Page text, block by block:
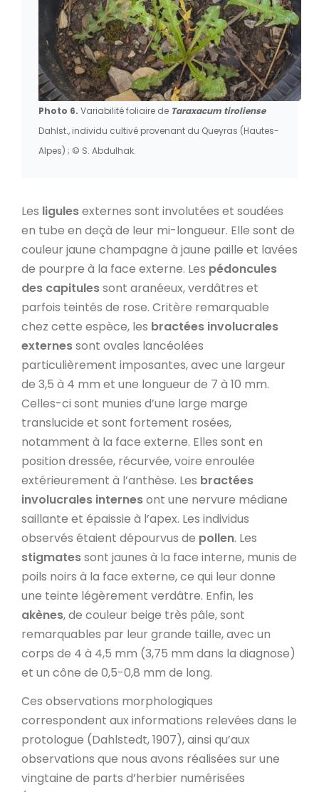
Photo 6. Variabilité foliaire de Taraxacum tiroliense
Dahlst., individu cultivé provenant du Queyras (Hautes-
Alpes) ; © S. Abdulhak.
Les ligulesexternes sont involutées et soudées
en tube en deçà de leur mi-longueur. Elle sont de
couleur jaune champagne à jaune paille et lavées
de pourpre à la face externe. Les pédoncules
des capitulessont aranéeux, verdâtres et
parfois teintés de rose. Critère remarquable
chez cette espèce, les bractées involucrales
externessont ovales lancéolées
particulièrement imposantes, avec une largeur
de 3,5 à 4 mm et une longueur de 7 à 10 mm.
Celles-ci sont munies d’une large marge
translucide et sont fortement rosées,
notamment à la face externe. Elles sont en
position dressée, récurvée, voire enroulée
extérieurement à l’anthèse. Les bractées
involucrales internesont une nervure médiane
saillante et épaissie à l’apex. Les individus
observés étaient dépourvus de pollen. Les
stigmatessont jaunes à la face interne, munis de
poils noirs à la face externe, ce qui leur donne
une teinte légèrement verdâtre. Enfin, les
akènes, de couleur beige très pâle, sont
remarquables par leur grande taille, avec un
corps de 4 à 4,5 mm (3,75 mm dans la diagnose)
et un cône de 0,5-0,8 mm de long.
Ces observations morphologiques
correspondent aux informations relevées dans le
protologue (Dahlstedt, 1907), ainsi qu’aux
observations que nous avons réalisées sur une
vingtaine de parts d’herbier numérisées